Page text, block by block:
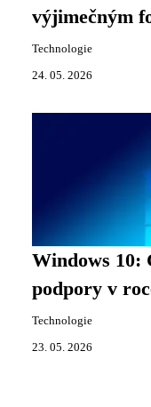
výjimečným
Technologie
24. 05. 2026
Windows 10:
podpory v
Technologie
23. 05. 2026